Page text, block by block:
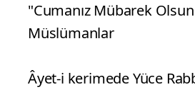
"Cumanız Mübarek
Müslümanlar
Âyet-i kerimede Yüce